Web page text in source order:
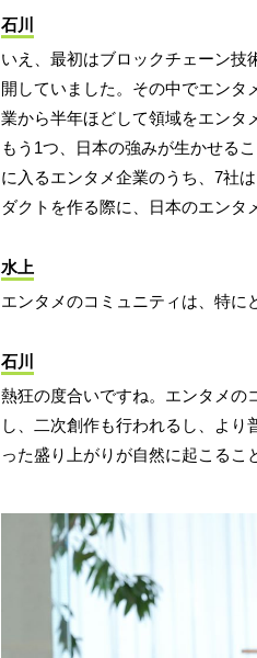
石川
いえ、最初はブロックチェーン技
開していました。その中でエンタ
業から半年ほどして領域をエンタ
もう1つ、日本の強みが生かせる
に入るエンタメ企業のうち、7社
ダクトを作る際に、日本のエンタ
水上
エンタメのコミュニティは、特に
石川
熱狂の度合いですね。エンタメの
し、二次創作も行われるし、よ
った盛り上がりが自然に起こるこ